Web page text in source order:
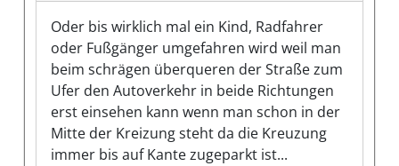
Oder bis wirklich mal ein Kind, Radfahrer
oder Fußgänger umgefahren wird weil man
beim schrägen überqueren der Straße zum
Ufer den Autoverkehr in beide Richtungen
erst einsehen kann wenn man schon in der
Mitte der Kreizung steht da die Kreuzung
immer bis auf Kante zugeparkt ist...